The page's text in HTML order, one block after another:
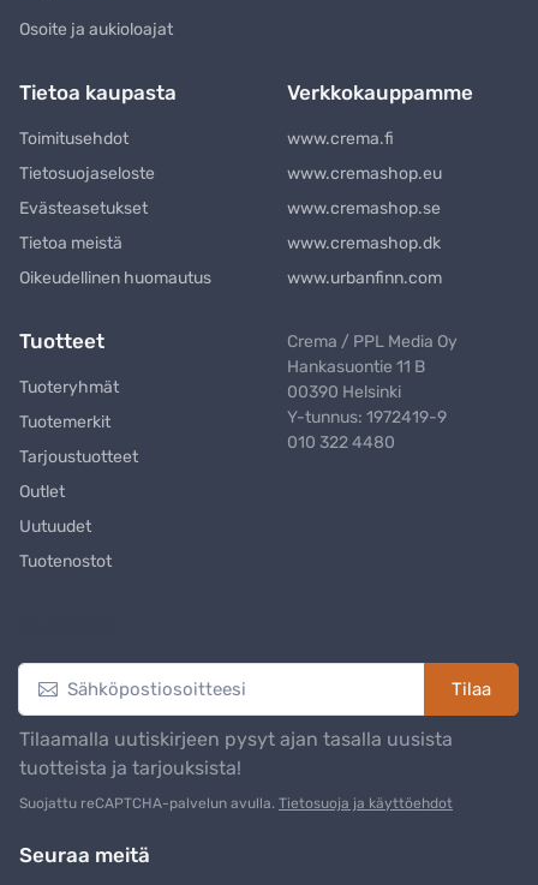
Osoite ja aukioloajat
Tietoa kaupasta
Toimitusehdot
Tietosuojaseloste
Evästeasetukset
Tietoa meistä
Oikeudellinen huomautus
Verkkokauppamme
www.crema.fi
www.cremashop.eu
www.cremashop.se
www.cremashop.dk
www.urbanfinn.com
Tuotteet
Tuoteryhmät
Tuotemerkit
Tarjoustuotteet
Outlet
Uutuudet
Tuotenostot
Crema / PPL Media Oy
Hankasuontie 11 B
00390 Helsinki
Y-tunnus: 1972419-9
010 322 4480
Tilaa
Tilaamalla uutiskirjeen pysyt ajan tasalla uusista
tuotteista ja tarjouksista!
Suojattu reCAPTCHA-palvelun avulla. Tietosuoja ja käyttöehdot
Seuraa meitä